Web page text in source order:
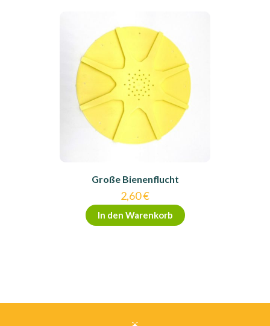
der
Produktseite
gewählt
werden
Große Bienenflucht
2,60€
In den Warenkorb